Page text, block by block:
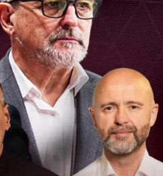
Moderní pětiboj
Motorsport
Olympijské hry
Parasport
Plavání
Plážový volejbal